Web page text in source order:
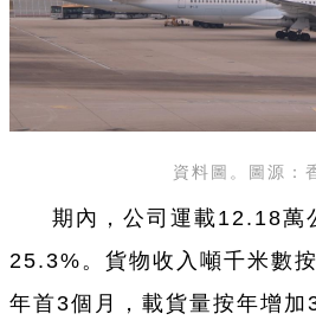
資料圖。圖源：
期內，公司運載12.18萬
25.3%。貨物收入噸千米數
年首3個月，載貨量按年增